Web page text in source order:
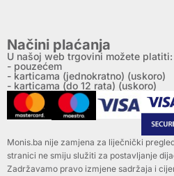
Načini plaćanja
U našoj web trgovini možete platiti:
- pouzećem
- karticama (jednokratno) (uskoro)
- karticama (do 12 rata) (uskoro)
Monis.ba nije zamjena za liječnički
stranici ne smiju služiti za postavljanje
Zadržavamo pravo izmjene sadržaja i